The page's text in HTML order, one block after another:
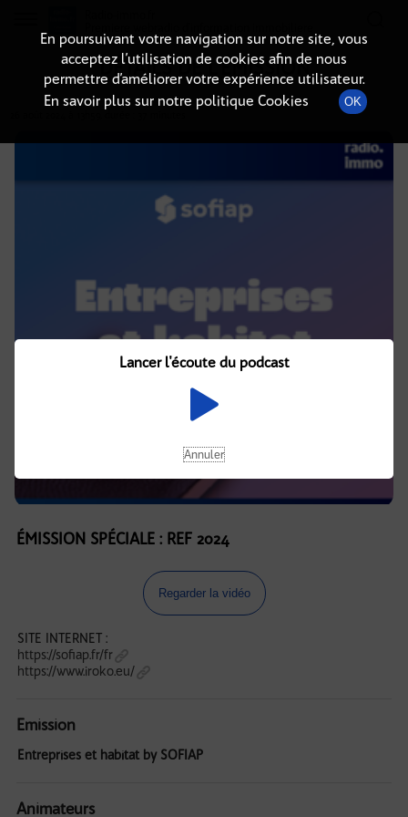
DÉTAILS DE L'ÉMISSION
ÉMISSION SPÉCIALE : REF 2024
Regarder la vidéo
SITE INTERNET :
https://sofiap.fr/fr
https://www.iroko.eu/
Emission
Entreprises et habitat by SOFIAP
Animateurs
En poursuivant votre navigation sur notre site, vous
acceptez l’utilisation de cookies afin de nous
permettre d’améliorer votre expérience utilisateur.
En savoir plus sur notre politique Cookies
OK
Lancer l'écoute du podcast
Annuler